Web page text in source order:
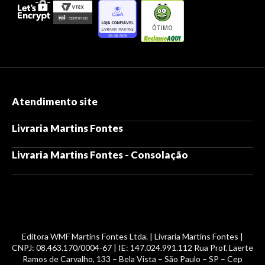
ÓTIMO
Atendimento site
Livraria Martins Fontes
Livraria Martins Fontes - Consolação
Editora WMF Martins Fontes Ltda. | Livraria Martins Fontes |
CNPJ: 08.463.170/0004-67 | IE: 147.024.991.112 Rua Prof. Laerte
Ramos de Carvalho, 133 – Bela Vista – São Paulo – SP – Cep